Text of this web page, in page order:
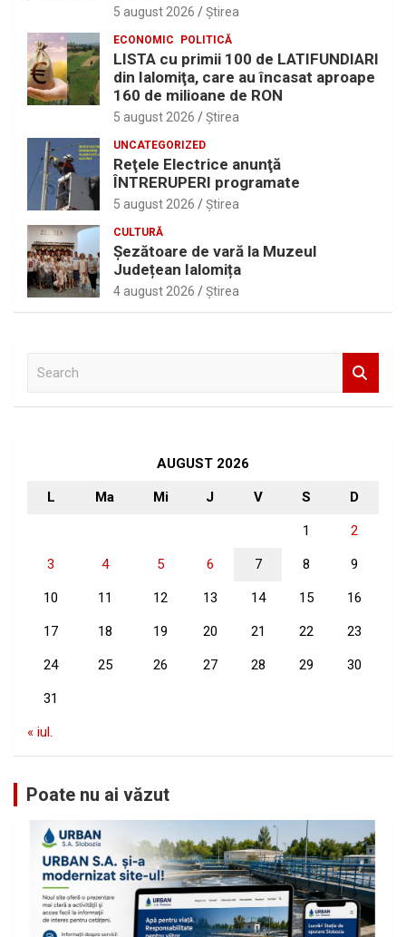
5 august 2026 Ştirea
ECONOMIC POLITICĂ
LISTA cu primii 100 de LATIFUNDIARI
din Ialomiţa, care au încasat aproape
160 de milioane de RON
5 august 2026 Ştirea
UNCATEGORIZED
Reţele Electrice anunţă
ÎNTRERUPERI programate
5 august 2026 Ştirea
CULTURĂ
Șezătoare de vară la Muzeul
Județean Ialomița
4 august 2026 Ştirea
AUGUST 2026
L Ma Mi J V S D
1 2
3 4 5 6 7 8 9
10 11 12 13 14 15 16
17 18 19 20 21 22 23
24 25 26 27 28 29 30
31
« iul.
Poate nu ai văzut